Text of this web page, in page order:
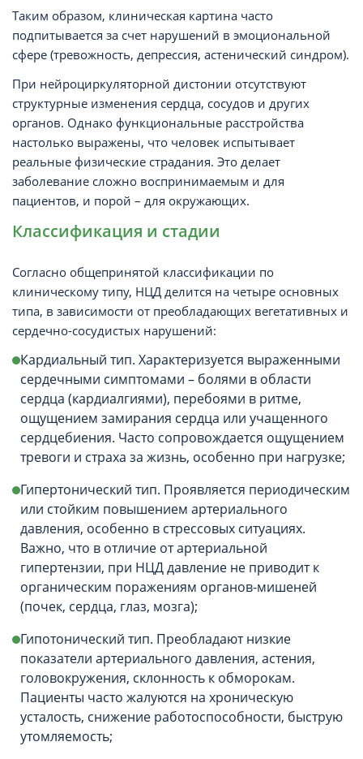
Таким образом, клиническая картина часто
подпитывается за счет нарушений в эмоциональной
сфере (тревожность, депрессия, астенический синдром).
При нейроциркуляторной дистонии отсутствуют
структурные изменения сердца, сосудов и других
органов. Однако функциональные расстройства
настолько выражены, что человек испытывает
реальные физические страдания. Это делает
заболевание сложно воспринимаемым и для
пациентов, и порой – для окружающих.
Классификация и стадии
Согласно общепринятой классификации по
клиническому типу, НЦД делится на четыре основных
типа, в зависимости от преобладающих вегетативных и
сердечно-сосудистых нарушений:
Кардиальный тип. Характеризуется выраженными
сердечными симптомами – болями в области
сердца (кардиалгиями), перебоями в ритме,
ощущением замирания сердца или учащенного
сердцебиения. Часто сопровождается ощущением
тревоги и страха за жизнь, особенно при нагрузке;
Гипертонический тип. Проявляется периодическим
или стойким повышением артериального
давления, особенно в стрессовых ситуациях.
Важно, что в отличие от артериальной
гипертензии, при НЦД давление не приводит к
органическим поражениям органов-мишеней
(почек, сердца, глаз, мозга);
Гипотонический тип. Преобладают низкие
показатели артериального давления, астения,
головокружения, склонность к обморокам.
Пациенты часто жалуются на хроническую
усталость, снижение работоспособности, быструю
утомляемость;